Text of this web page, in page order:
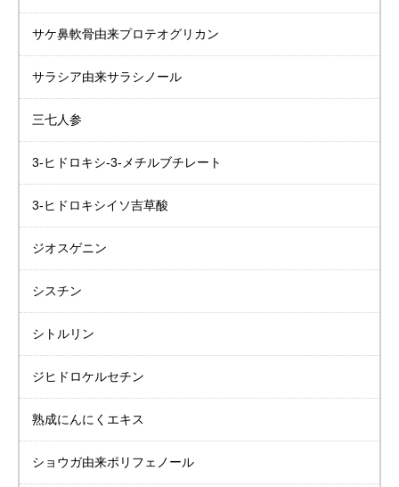
サケ鼻軟骨由来プロテオグリカン
サラシア由来サラシノール
三七人参
3-ヒドロキシ-3-メチルブチレート
3-ヒドロキシイソ吉草酸
ジオスゲニン
シスチン
シトルリン
ジヒドロケルセチン
熟成にんにくエキス
ショウガ由来ポリフェノール